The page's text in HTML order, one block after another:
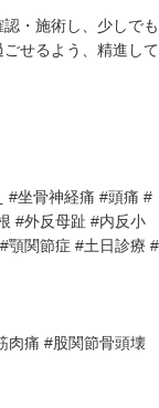
・施術し、少しでも
せるよう、精進して
#坐骨神経痛 #頭痛 #
#外反母趾 #内反小
顎関節症 #土日診療 #
肉痛 #股関節骨頭壊